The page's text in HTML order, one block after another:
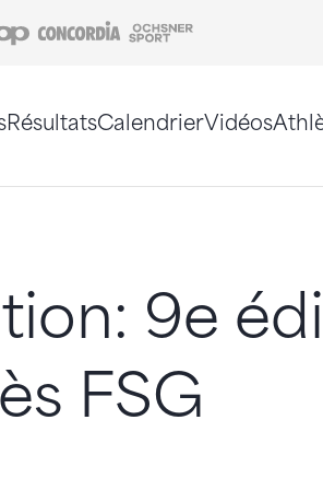
Coop Concordia
RésultatsCalendrierVidéos
9e
FSG